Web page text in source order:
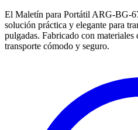
El Maletín para Portátil ARG-BG-
solución práctica y elegante para
pulgadas. Fabricado con
transporte cómodo y seguro.